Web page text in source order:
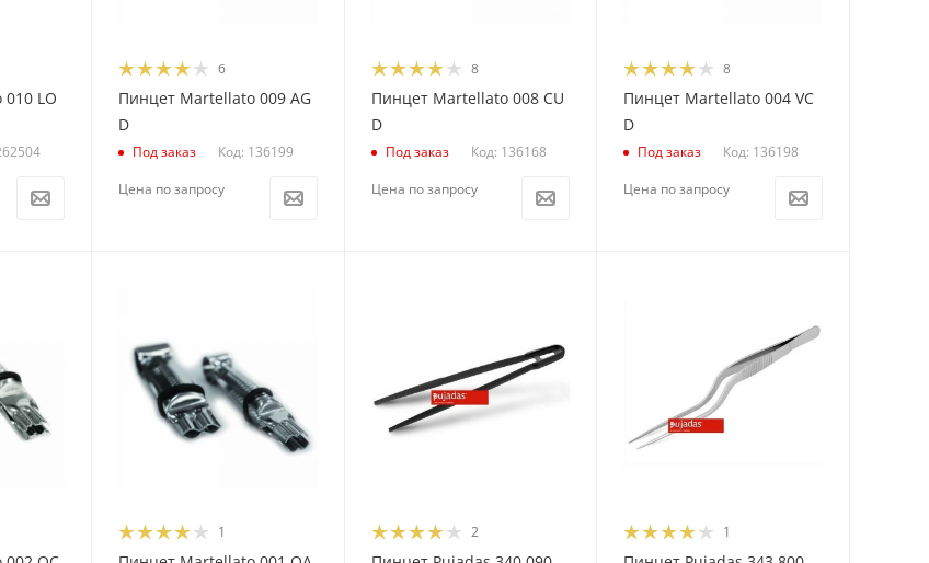
LO
6
Пинцет Martellato 009 AG
D
Под заказ Код: 136199
Цена по запросу
8
Пинцет Martellato 008 CU
D
Под заказ Код: 136168
Цена по запросу
8
Пинцет Martellato 004 VC
D
Под заказ Код: 136198
Цена по запросу
1 2 1